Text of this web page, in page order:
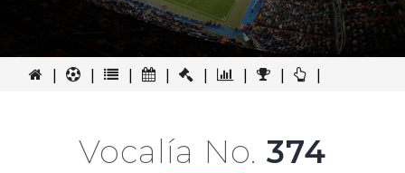
| | | | | | | |
Vocalía No. 374